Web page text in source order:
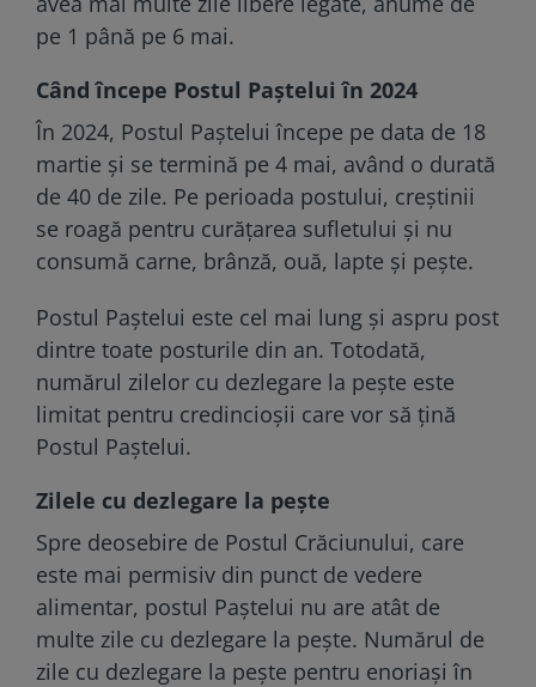
pe 1 până pe 6 mai.
Când începe Postul Paştelui în 2024
În 2024, Postul Paștelui începe pe data de 18
martie și se termină pe 4 mai, având o durată
de 40 de zile. Pe perioada postului, creștinii
se roagă pentru curățarea sufletului și nu
consumă carne, brânză, ouă, lapte și pește.
Postul Paştelui este cel mai lung şi aspru post
dintre toate posturile din an. Totodată,
numărul zilelor cu dezlegare la peşte este
limitat pentru credincioşii care vor să ţină
Postul Paştelui.
Zilele cu dezlegare la peşte
Spre deosebire de Postul Crăciunului, care
este mai permisiv din punct de vedere
alimentar, postul Paştelui nu are atât de
multe zile cu dezlegare la peşte. Numărul de
zile cu dezlegare la peşte pentru enoriaşi în